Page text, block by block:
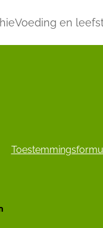
Voeding en